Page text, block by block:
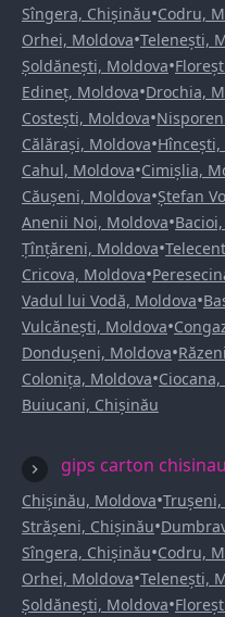
Sîngera, Chișinău•Codru,
Orhei, Moldova•Telenești,
Șoldănești, Moldova•
Edineț, Moldova•Drochia,
Costești, Moldova•
Călărași, Moldova•
Cahul, Moldova•Cimișlia,
Căușeni, Moldova•Ștefan
Anenii Noi, Moldova•
Țînțăreni, Moldova•
Cricova, Moldova•
Vadul lui Vodă, Moldova•
Vulcănești, Moldova•
Dondușeni, Moldova•
Colonița, Moldova•
Buiucani, Chișinău
gips carton chisinau
Chișinău, Moldova•
Strășeni, Chișinău•
Sîngera, Chișinău•Codru,
Orhei, Moldova•Telenești,
Șoldănești, Moldova•